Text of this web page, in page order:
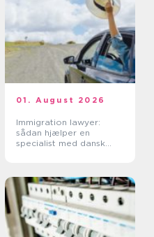
01. August 2026
Immigration lawyer:
sådan hjælper en
specialist med dansk